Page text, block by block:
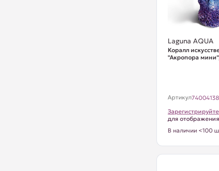
Laguna AQUA
Коралл
"Акропора
Артикул74004138
для
В наличии <100